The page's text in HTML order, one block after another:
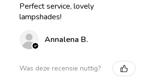
Perfect service, lovely
lampshades!
Annalena B.
Was deze recensie nuttig?